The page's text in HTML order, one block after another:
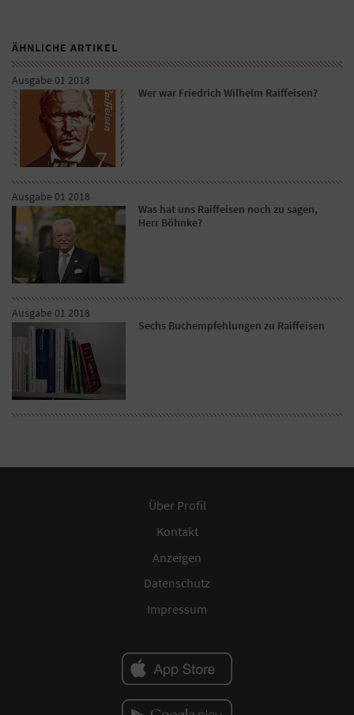
ÄHNLICHE ARTIKEL
Ausgabe 01 2018
Wer war Friedrich Wilhelm Raiffeisen?
Ausgabe 01 2018
Was hat uns Raiffeisen noch zu sagen,
Herr Böhnke?
Ausgabe 01 2018
Sechs Buchempfehlungen zu Raiffeisen
Über Profil
Kontakt
Anzeigen
Datenschutz
Impressum